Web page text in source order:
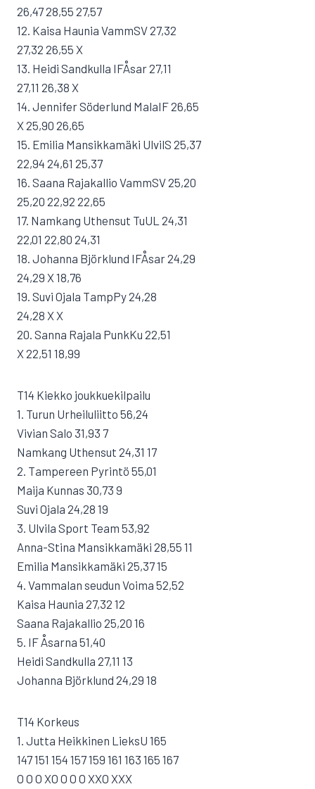
26,47 28,55 27,57
12. Kaisa Haunia VammSV 27,32
27,32 26,55 X
13. Heidi Sandkulla IFÅsar 27,11
27,11 26,38 X
14. Jennifer Söderlund MalaIF 26,65
X 25,90 26,65
15. Emilia Mansikkamäki UlvilS 25,37
22,94 24,61 25,37
16. Saana Rajakallio VammSV 25,20
25,20 22,92 22,65
17. Namkang Uthensut TuUL 24,31
22,01 22,80 24,31
18. Johanna Björklund IFÅsar 24,29
24,29 X 18,76
19. Suvi Ojala TampPy 24,28
24,28 X X
20. Sanna Rajala PunkKu 22,51
X 22,51 18,99
T14 Kiekko joukkuekilpailu
1. Turun Urheiluliitto 56,24
Vivian Salo 31,93 7
Namkang Uthensut 24,31 17
2. Tampereen Pyrintö 55,01
Maija Kunnas 30,73 9
Suvi Ojala 24,28 19
3. Ulvila Sport Team 53,92
Anna-Stina Mansikkamäki 28,55 11
Emilia Mansikkamäki 25,37 15
4. Vammalan seudun Voima 52,52
Kaisa Haunia 27,32 12
Saana Rajakallio 25,20 16
5. IF Åsarna 51,40
Heidi Sandkulla 27,11 13
Johanna Björklund 24,29 18
T14 Korkeus
1. Jutta Heikkinen LieksU 165
147 151 154 157 159 161 163 165 167
O O O XO O O O XXO XXX